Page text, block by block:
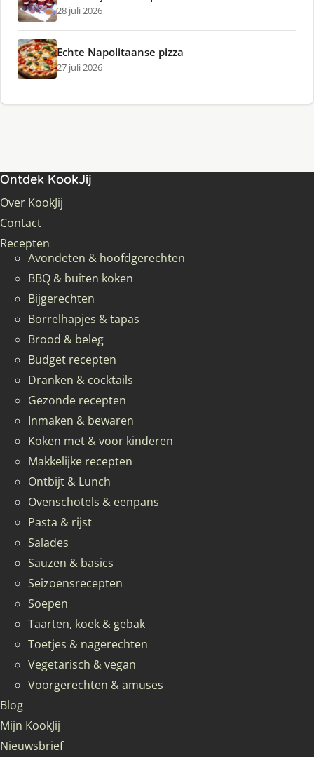
28 juli 2026
Echte Napolitaanse pizza
27 juli 2026
Ontdek KookJij
Over KookJij
Contact
Recepten
Avondeten & hoofdgerechten
BBQ & buiten koken
Bijgerechten
Borrelhapjes & tapas
Brood & beleg
Budget recepten
Dranken & cocktails
Gezonde recepten
Inmaken & bewaren
Koken met & voor kinderen
Makkelijke recepten
Ontbijt & Lunch
Ovenschotels & eenpans
Pasta & rijst
Salades
Sauzen & basics
Seizoensrecepten
Soepen
Taarten, koek & gebak
Toetjes & nagerechten
Vegetarisch & vegan
Voorgerechten & amuses
Blog
Mijn KookJij
Nieuwsbrief